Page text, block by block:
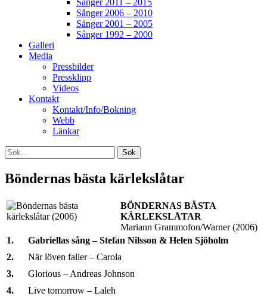
Sånger 2011 – 2015
Sånger 2006 – 2010
Sånger 2001 – 2005
Sånger 1992 – 2000
Galleri
Media
Pressbilder
Pressklipp
Videos
Kontakt
Kontakt/Info/Bokning
Webb
Länkar
Search
Sök
efter:
[label]
Böndernas bästa kärlekslåtar
BÖNDERNAS BÄSTA
KÄRLEKSLÅTAR
Mariann Grammofon/Warner (2006)
1.
Gabriellas sång – Stefan Nilsson & Helen Sjöholm
2.
När löven faller – Carola
3.
Glorious – Andreas Johnson
4. Live tomorrow – Laleh